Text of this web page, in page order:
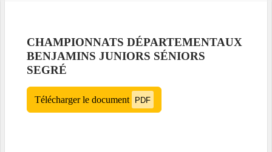
CHAMPIONNATS DÉPARTEMENTAUX
BENJAMINS JUNIORS SÉNIORS
SEGRÉ
Télécharger le document PDF